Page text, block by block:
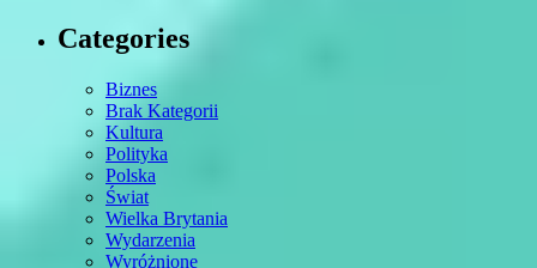
Categories
Biznes
Brak Kategorii
Kultura
Polityka
Polska
Świat
Wielka Brytania
Wydarzenia
Wyróżnione